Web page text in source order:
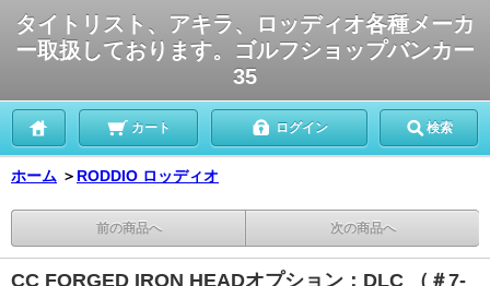
タイトリスト、アキラ、ロッディオ各種メーカ
ー取扱しております。ゴルフショップバンカー
35
カート ログイン 検索
ホーム ＞ RODDIO ロッディオ
前の商品へ 次の商品へ
CC FORGED IRON HEADオプション：DLC （＃7-